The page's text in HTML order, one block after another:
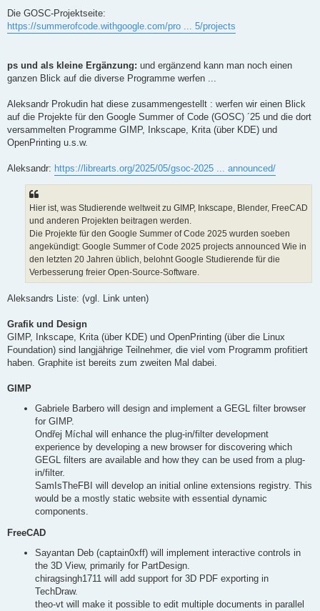
Die GOSC-Projektseite:
https://summerofcode.withgoogle.com/pro ... 5/projects
ps und als kleine Ergänzung: und ergänzend kann man noch einen
ganzen Blick auf die diverse Programme werfen ...
Aleksandr Prokudin hat diese zusammengestellt : werfen wir einen Blick
auf die Projekte für den Google Summer of Code (GOSC) ´25 und die dort
versammelten Programme GIMP, Inkscape, Krita (über KDE) und
OpenPrinting u.s.w.
Aleksandr: https://librearts.org/2025/05/gsoc-2025 ... announced/
Hier ist, was Studierende weltweit zu GIMP, Inkscape, Blender, FreeCAD
und anderen Projekten beitragen werden.
Die Projekte für den Google Summer of Code 2025 wurden soeben
angekündigt: Google Summer of Code 2025 projects announced Wie in
den letzten 20 Jahren üblich, belohnt Google Studierende für die
Verbesserung freier Open-Source-Software.
Aleksandrs Liste: (vgl. Link unten)
Grafik und Design
GIMP, Inkscape, Krita (über KDE) und OpenPrinting (über die Linux
Foundation) sind langjährige Teilnehmer, die viel vom Programm profitiert
haben. Graphite ist bereits zum zweiten Mal dabei.
GIMP
Gabriele Barbero will design and implement a GEGL filter browser
for GIMP.
Ondřej Míchal will enhance the plug-in/filter development
experience by developing a new browser for discovering which
GEGL filters are available and how they can be used from a plug-
in/filter.
SamIsTheFBI will develop an initial online extensions registry. This
would be a mostly static website with essential dynamic
components.
FreeCAD
Sayantan Deb (captain0xff) will implement interactive controls in
the 3D View, primarily for PartDesign.
chiragsingh1711 will add support for 3D PDF exporting in
TechDraw.
theo-vt will make it possible to edit multiple documents in parallel